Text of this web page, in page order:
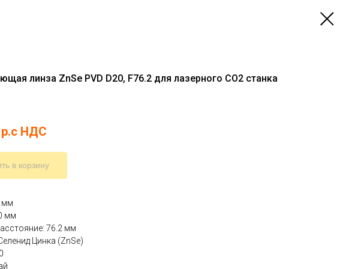
линза ZnSe PVD D20, F76.2 для лазерного CO2 станка
р.c НДС
в корзину
мм
мм
76.2 мм
Цинка (ZnSe)